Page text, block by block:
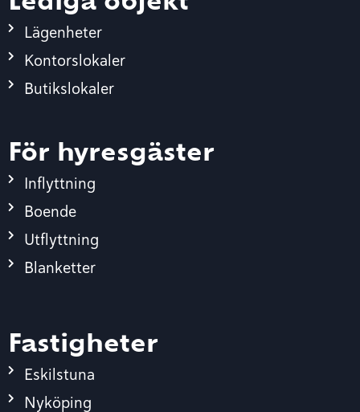
Lägenheter
Kontorslokaler
Butikslokaler
För hyresgäster
Inflyttning
Boende
Utflyttning
Blanketter
Fastigheter
Eskilstuna
Nyköping